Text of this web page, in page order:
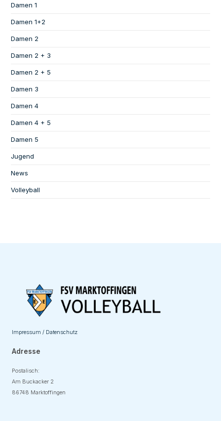
Damen 1
Damen 1+2
Damen 2
Damen 2 + 3
Damen 2 + 5
Damen 3
Damen 4
Damen 4 + 5
Damen 5
Jugend
News
Volleyball
Impressum / Datenschutz
Adresse
Postalisch:
Am Buckacker 2
86748 Marktoffingen